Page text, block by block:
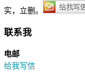
实，立删。
联系我
电邮
给我写信